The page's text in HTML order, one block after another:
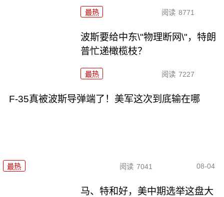
最热 阅读 8771
波斯要给中东\"物理断网\"，特朗
普忙递橄榄枝？
最热 阅读 7227
F-35真被波斯导弹端了！美军这次到底输在哪
最热 阅读 7041 08-04
马、特和好，美中期选举这盘大